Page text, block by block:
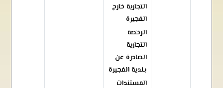
التجارية خارج
الفجيرة
الرخصة
التجارية
الصادرة عن
بلدية الفجيرة
المستندات